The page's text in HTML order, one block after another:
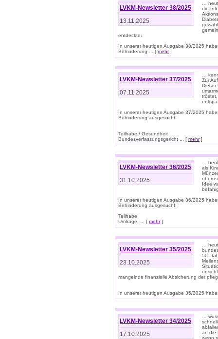
LVKM-Newsletter 38/2025
13.11.2025
…
die
entdeckte.
In unserer heutigen Ausgabe 38/2025
Behinderung ... [ mehr]
LVKM-Newsletter 37/2025
07.11.2025
…
Zur
Dieser
In unserer heutigen Ausgabe 37/2025
Behinderung ausgesucht:
Teilhabe / Gesundheit
Bundesverfassungsgericht ... [ mehr]
LVKM-Newsletter 36/2025
31.10.2025
…
als
Idee
In unserer heutigen Ausgabe 36/2025
Behinderung ausgesucht:
Teilhabe
Umfrage: ... [ mehr]
LVKM-Newsletter 35/2025
23.10.2025
…
50.
mangelnde finanzielle Absicherung der
In unserer heutigen Ausgabe 35/2025
LVKM-Newsletter 34/2025
17.10.2025
…
an die
wenn